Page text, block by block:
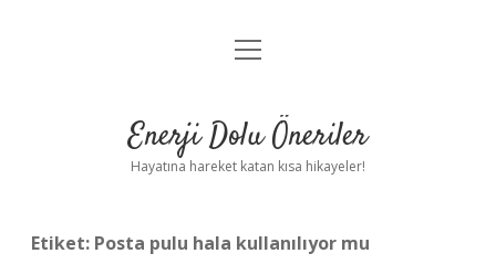
Anasayfa
Yasal Uyarı
menüyü
Enerji Dolu Öneriler
Hayatına hareket katan kısa hikayeler!
Etiket: Posta pulu hala kullanılıyor mu